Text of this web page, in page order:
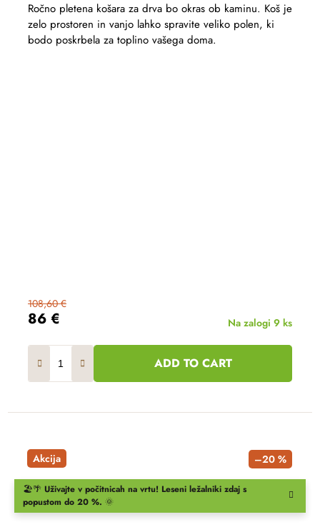
🏖️🌴 Uživajte v počitnicah na vrtu! Leseni ležalniki zdaj s
popustom do 20 %. 🌞
86 €
108,60 €
Na zalogi 9 ks
ADD TO CART
Ročno pletena košara za drva bo okras ob kaminu. Koš je
zelo prostoren in vanjo lahko spravite veliko polen, ki
bodo poskrbela za toplino vašega doma.
Akcija –20 %